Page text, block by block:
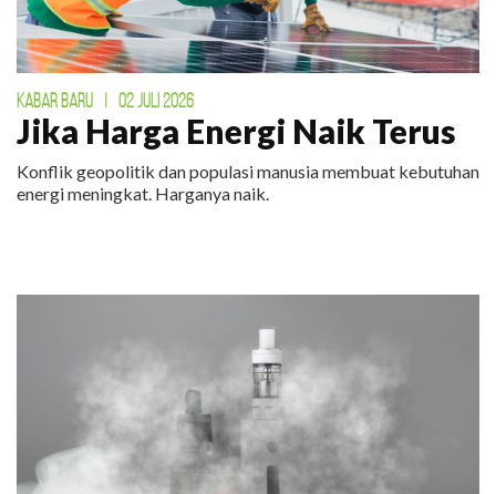
KABAR BARU | 02 JULI 2026
Jika Harga Energi Naik Terus
Konflik geopolitik dan populasi manusia membuat kebutuhan
energi meningkat. Harganya naik.